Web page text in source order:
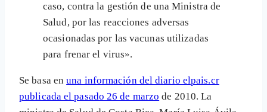
caso, contra la gestión de una Ministra de
Salud, por las reacciones adversas
ocasionadas por las vacunas utilizadas
para frenar el virus».
Se basa enuna información del diario elpais.cr
publicada el pasado 26 de marzo de 2010. La